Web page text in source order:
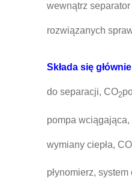
wewnątrz
rozwiązanych
Składa się
do separacji, CO2
pompa wciągająca,
wymiany ciepła, CO
płynomierz,